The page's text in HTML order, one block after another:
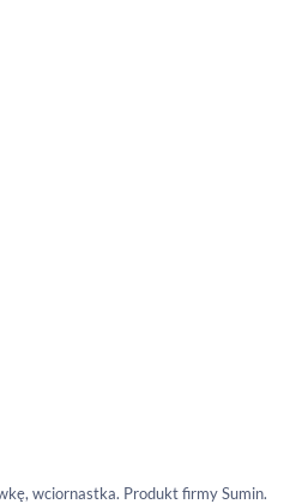
wciornastka. Produkt firmy Sumin.